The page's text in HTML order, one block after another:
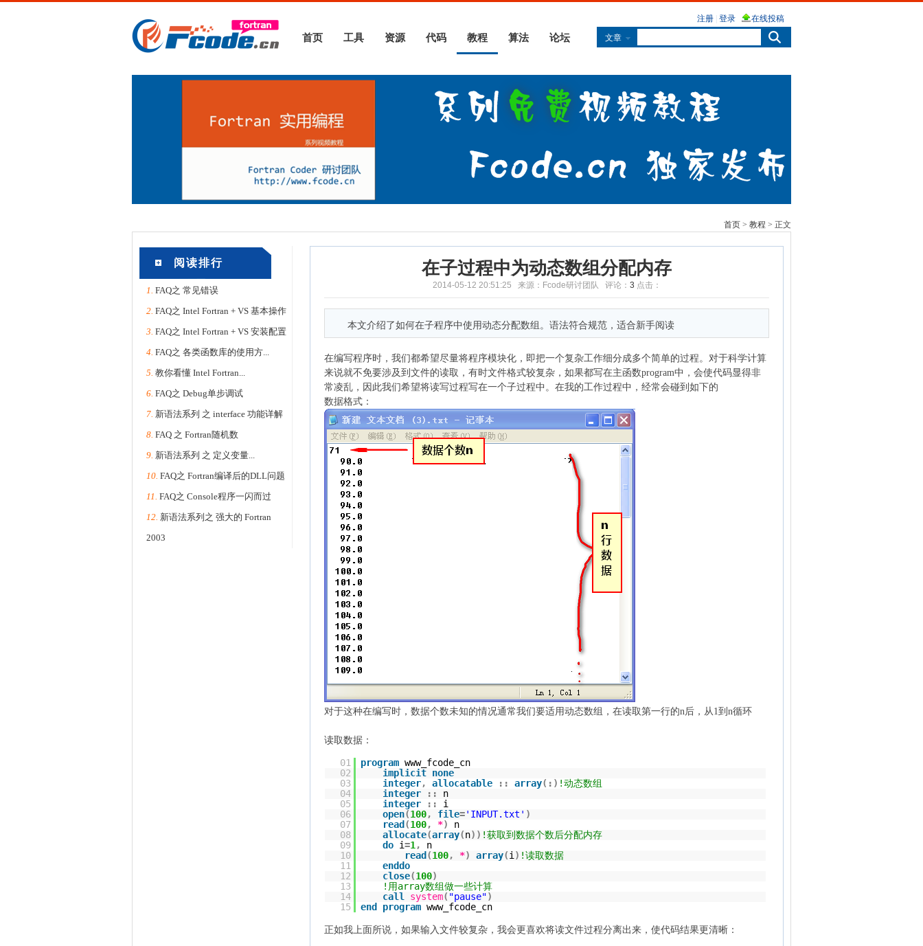
首页 工具 资源 代码 教程 算法 论坛 文章
首页 > 教程 > 正文
阅读排行
1. FAQ之 常见错误
2. FAQ之 Intel Fortran + VS 基本操作
3. FAQ之 Intel Fortran + VS 安装配置
4. FAQ之 各类函数库的使用方...
5. 教你看懂 Intel Fortran...
6. FAQ之 Debug单步调试
7. 新语法系列 之 interface 功能详解
8. FAQ 之 Fortran随机数
9. 新语法系列 之 定义变量...
10. FAQ之 Fortran编译后的DLL问题
11. FAQ之 Console程序一闪而过
12. 新语法系列之 强大的 Fortran
2003
在子过程中为动态数组分配内存
2014-05-12 20:51:25 来源：Fcode研讨团队 评论： 3 点击：
本文介绍了如何在子程序中使用动态分配数组。语法符合规范，适合新手阅读
在编写程序时，我们都希望尽量将程序模块化，即把一个复杂工作细分成多个简单的过程。对于科学计算
来说就不免要涉及到文件的读取，有时文件格式较复杂，如果都写在主函数program中，会使代码显得非
常凌乱，因此我们希望将读写过程写在一个子过程中。在我的工作过程中，经常会碰到如下的
数据格式：
对于这种在编写时，数据个数未知的情况通常我们要适用动态数组，在读取第一行的n后，从1到n循环
读取数据：
01 program www_fcode_cn
02
implicit none
03
integer, allocatable :: array( : ) !动态数组
04
integer ::
n
05
integer ::
i
06
open(100, file='INPUT.txt' )
07
read (100, *)
n
08
allocate(array(n) ) !获取到数据个数后分配内存
09
do i=1 ,
n
10
read (100, *) array(i ) !读取数据
11
enddo
12
close(100)
13
!用array数组做一些计算
14
call system( "pause")
15
end program www_fcode_cn
正如我上面所说，如果输入文件较复杂，我会更喜欢将读文件过程分离出来，使代码结果更清晰：